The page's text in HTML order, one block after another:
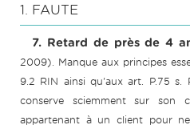
1. FAUTE
7. Retard de près de 4
2009). Manque aux principes
9.2 RIN ainsi qu'aux art. P.75 s.
conserve sciemment sur son
appartenant à un client pour